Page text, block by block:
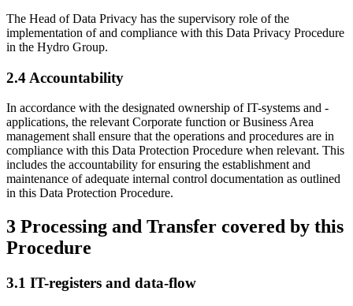
The Head of Data Privacy has the supervisory role of the
implementation of and compliance with this Data Privacy Procedure
in the Hydro Group.
2.4 Accountability
In accordance with the designated ownership of IT-systems and -
applications, the relevant Corporate function or Business Area
management shall ensure that the operations and procedures are in
compliance with this Data Protection Procedure when relevant. This
includes the accountability for ensuring the establishment and
maintenance of adequate internal control documentation as outlined
in this Data Protection Procedure.
3 Processing and Transfer covered by this
Procedure
3.1 IT-registers and data-flow